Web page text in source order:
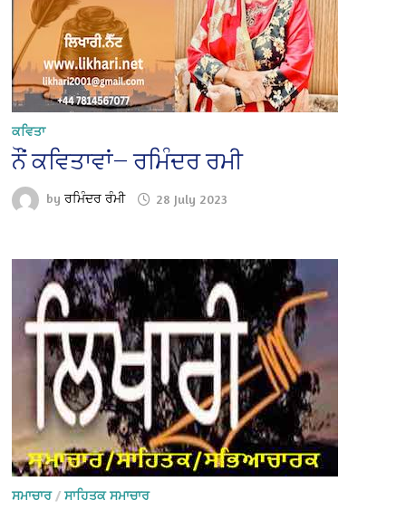
ਕਵਿਤਾ
ਨੌਂ ਕਵਿਤਾਵਾਂ— ਰਮਿੰਦਰ ਰਮੀ
byਰਮਿੰਦਰ ਰੰਮੀ 28 July 2023
ਸਮਾਚਾਰ/ਸਾਹਿਤਕ ਸਮਾਚਾਰ